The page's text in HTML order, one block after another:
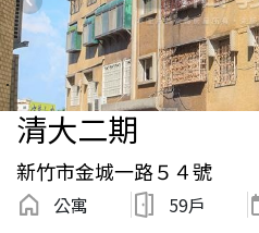
清大二期
新竹市金城一路５４號
公寓 59戶